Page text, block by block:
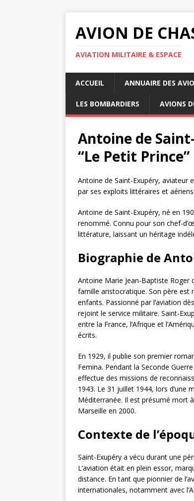
AVION DE
AVIATION MILITAIRE & ESPACE
ACCUEIL ANNUAIRE DES
LES BOMBARDIERS AVIONS
Antoine de
“Le Petit Prince”
Antoine de Saint-Exupéry, aviateur
par ses exploits littéraires et aériens.
Antoine de Saint-Exupéry, né en
renommé. Connu pour son chef-
littérature, laissant un héritage
Biographie de
Antoine Marie Jean-Baptiste Roger
famille aristocratique. Son père est
enfants. Passionné par l’aviation
rejoint le service militaire. Saint-
entre la France, l’Afrique et
écrits.
En 1929, il publie son premier
Femina. Pendant la Seconde
effectue des missions de
1943. Le 31 juillet 1944, lors d’une
Méditerranée. Il est présumé mort
Marseille en 2000.
Contexte de
Saint-Exupéry a vécu durant une
L’aviation était en plein essor,
distance. En tant que pionnier de
internationales, notamment avec